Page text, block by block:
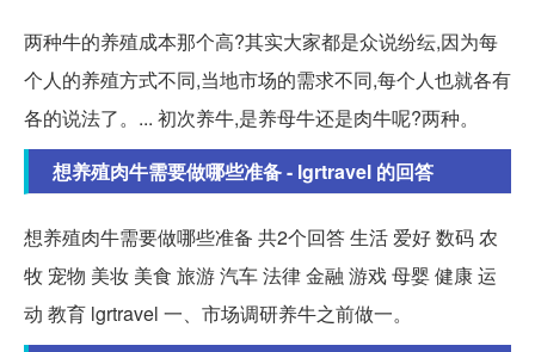
两种牛的养殖成本那个高?其实大家都是众说纷纭,因为每
个人的养殖方式不同,当地市场的需求不同,每个人也就各有
各的说法了。... 初次养牛,是养母牛还是肉牛呢?两种。
想养殖肉牛需要做哪些准备 - lgrtravel 的回答
想养殖肉牛需要做哪些准备 共2个回答 生活 爱好 数码 农
牧 宠物 美妆 美食 旅游 汽车 法律 金融 游戏 母婴 健康 运
动 教育 lgrtravel 一、市场调研养牛之前做一。